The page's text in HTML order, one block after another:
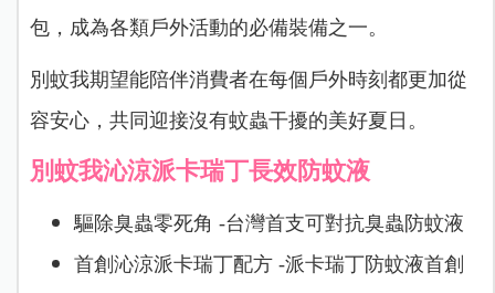
包，成為各類戶外活動的必備裝備之一。
別蚊我期望能陪伴消費者在每個戶外時刻都更加從
容安心，共同迎接沒有蚊蟲干擾的美好夏日。
別蚊我沁涼派卡瑞丁長效防蚊液
驅除臭蟲零死角 -台灣首支可對抗臭蟲防蚊液
首創沁涼派卡瑞丁配方 -派卡瑞丁防蚊液首創